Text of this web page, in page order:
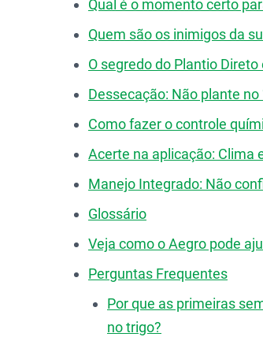
Qual é o momento certo
Quem são os inimigos da
O segredo do Plantio Direto
Dessecação: Não plante no
Como fazer o controle
Acerte na aplicação: Clima
Manejo Integrado: Não
Glossário
Veja como o Aegro pode
Perguntas Frequentes
Por que as primeiras
no trigo?